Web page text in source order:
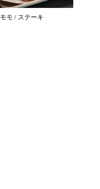
モモ / ステーキ